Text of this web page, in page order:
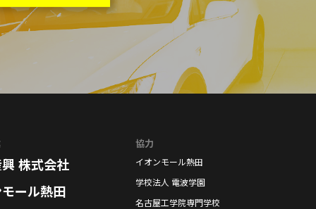
株式会社
ール熱田
協力
イオンモール熱田
学校法人 電波学園
名古屋工学院専門学校